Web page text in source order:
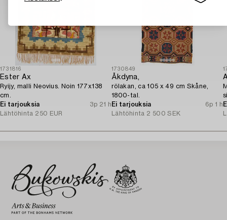
1731816
Ester Ax
Ryijy, malli Neovius. Noin 177x138
cm.
Ei tarjouksia
3p 21 h
Lähtöhinta 250 EUR
1730849
Åkdyna,
rölakan, ca 105 x 49 cm Skåne,
1800-tal.
Ei tarjouksia
6p 1 h
Lähtöhinta 2 500 SEK